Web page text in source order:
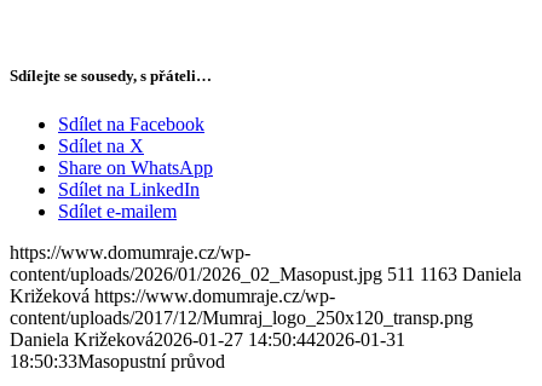
Sdílejte se sousedy, s přáteli…
Sdílet na Facebook
Sdílet na X
Share on WhatsApp
Sdílet na LinkedIn
Sdílet e-mailem
https://www.domumraje.cz/wp-
content/uploads/2026/01/2026_02_Masopust.jpg 511 1163 Daniela
Križeková https://www.domumraje.cz/wp-
content/uploads/2017/12/Mumraj_logo_250x120_transp.png
Daniela Križeková2026-01-27 14:50:442026-01-31
18:50:33Masopustní průvod